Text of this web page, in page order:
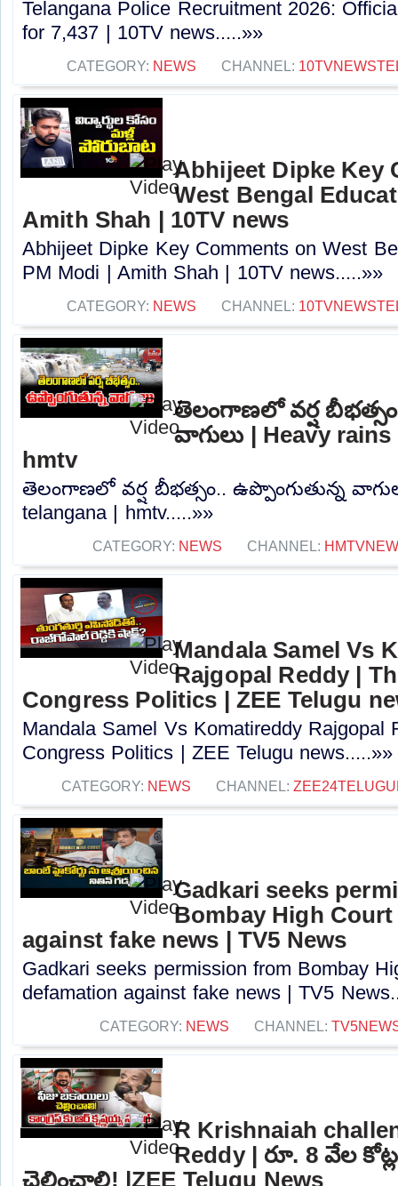
Telangana Police Recruitment 2026:
for 7,437 | 10TV news.....»»
CATEGORY: NEWS CHANNEL:
Abhijeet Dipke Key
West Bengal
Amith Shah | 10TV news
Abhijeet Dipke Key Comments on West
PM Modi | Amith Shah | 10TV news.....»»
CATEGORY: NEWS CHANNEL:
తెలంగాణలో వర్ష
వాగులు | Heavy
hmtv
తెలంగాణలో వర్ష బీభత్సం.. ఉప్పొంగుతున్న
telangana | hmtv.....»»
CATEGORY: NEWS CHANNEL:
Mandala Samel Vs
Rajgopal Reddy |
Congress Politics | ZEE Telugu
Mandala Samel Vs Komatireddy Rajgopal
Congress Politics | ZEE Telugu news.....»»
CATEGORY: NEWS CHANNEL:
Gadkari seeks
Bombay High
against fake news | TV5 News
Gadkari seeks permission from Bombay
defamation against fake news | TV5
CATEGORY: NEWS CHANNEL:
R Krishnaiah
Reddy | రూ. 8 వేల
చెల్లించాలి! |ZEE Telugu News